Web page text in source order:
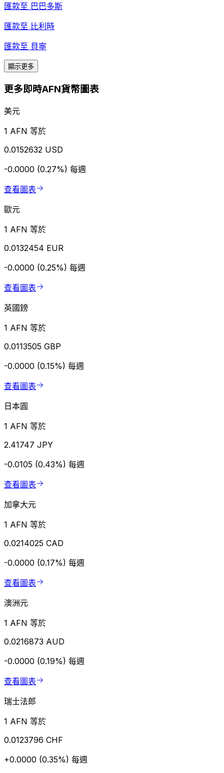
匯款至 巴巴多斯
匯款至 比利時
匯款至 貝寧
顯示更多
更多即時AFN貨幣圖表
美元
1 AFN 等於
0.0152632 USD
-0.0000 (0.27%) 每週
查看圖表
歐元
1 AFN 等於
0.0132454 EUR
-0.0000 (0.25%) 每週
查看圖表
英國鎊
1 AFN 等於
0.0113505 GBP
-0.0000 (0.15%) 每週
查看圖表
日本圓
1 AFN 等於
2.41747 JPY
-0.0105 (0.43%) 每週
查看圖表
加拿大元
1 AFN 等於
0.0214025 CAD
-0.0000 (0.17%) 每週
查看圖表
澳洲元
1 AFN 等於
0.0216873 AUD
-0.0000 (0.19%) 每週
查看圖表
瑞士法郎
1 AFN 等於
0.0123796 CHF
+0.0000 (0.35%) 每週